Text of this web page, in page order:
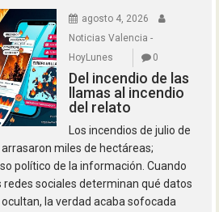
agosto 4, 2026
Noticias Valencia -
HoyLunes
0
Del incendio de las
llamas al incendio
del relato
Los incendios de julio de
miles de hectáreas;
político de la información. Cuando
redes sociales determinan qué datos
la verdad acaba sofocada